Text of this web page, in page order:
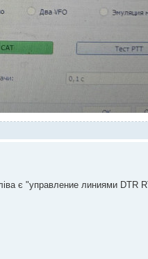
є "управление линиями DTR